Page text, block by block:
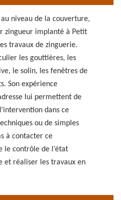
niveau de la couverture,
zingueur implanté à Petit
travaux de zinguerie.
les gouttières, les
le solin, les fenêtres de
Son expérience
lui permettent de
dans ce
ou de simples
à contacter ce
le contrôle de l’état
et réaliser les travaux en